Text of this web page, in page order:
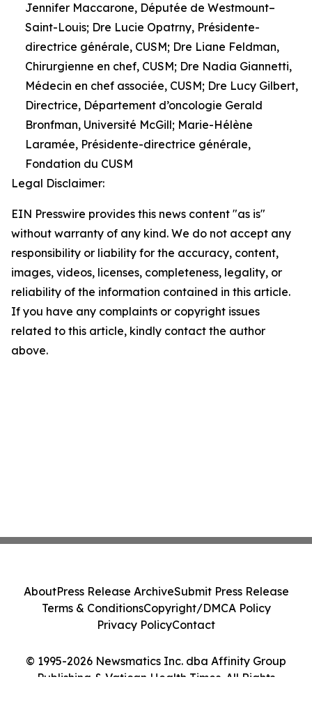
Jennifer Maccarone, Députée de Westmount–
Saint-Louis; Dre Lucie Opatrny, Présidente-
directrice générale, CUSM; Dre Liane Feldman,
Chirurgienne en chef, CUSM; Dre Nadia Giannetti,
Médecin en chef associée, CUSM; Dre Lucy Gilbert,
Directrice, Département d’oncologie Gerald
Bronfman, Université McGill; Marie-Hélène
Laramée, Présidente-directrice générale,
Fondation du CUSM
Legal Disclaimer:
EIN Presswire provides this news content "as is"
without warranty of any kind. We do not accept any
responsibility or liability for the accuracy, content,
images, videos, licenses, completeness, legality, or
reliability of the information contained in this article.
If you have any complaints or copyright issues
related to this article, kindly contact the author
above.
© 1995-2026 Newsmatics Inc. dba Affinity Group
Publishing & Vatican Health Times. All Rights
AboutPress Release ArchiveSubmit Press Release
Terms & ConditionsCopyright/DMCA Policy
Privacy PolicyContact